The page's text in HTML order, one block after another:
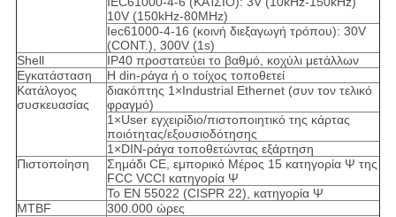
10V (150kHz-80MHz)
Iec61000-4-16 (κοινή διεξαγωγή τρόπου): 30V
(CONT.), 300V (1s)
Shell
IP40 προστατεύει το βαθμό, κοχύλι μετάλλων
Εγκατάσταση
Η din-ράγα ή ο τοίχος τοποθετεί
Κατάλογος
συσκευασίας
διακόπτης 1×Industrial Ethernet (συν τον τελικό
φραγμό)
1×User εγχειρίδιο/πιστοποιητικό της κάρτας
ποιότητας/εξουσιοδότησης
1×DIN-ράγα τοποθετώντας εξάρτηση
Πιστοποίηση
Σημάδι CE, εμπορικό Μέρος 15 κατηγορία Ψ της
FCC VCCI κατηγορία Ψ
Το EN 55022 (CISPR 22), κατηγορία Ψ
MTBF
300.000 ώρες